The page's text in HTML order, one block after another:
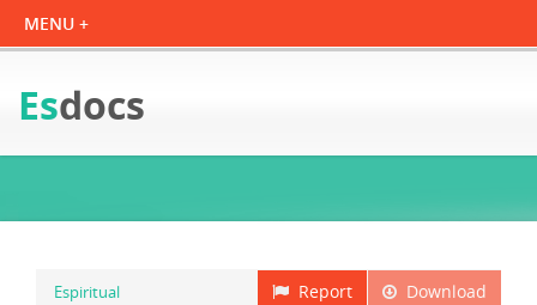
Esdocs
Download
Report
Espiritual